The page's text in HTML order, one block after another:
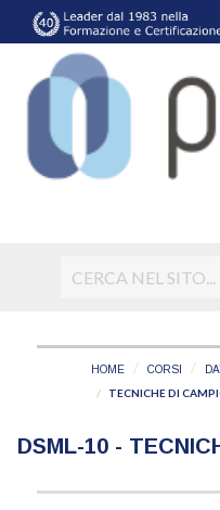
HOME CORSI
TECNICHE DI
DSML-10 -